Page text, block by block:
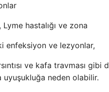
hastalığı ve zona
enfeksiyon ve lezyonlar,
ve kafa travması
uyuşukluğa neden olabilir.